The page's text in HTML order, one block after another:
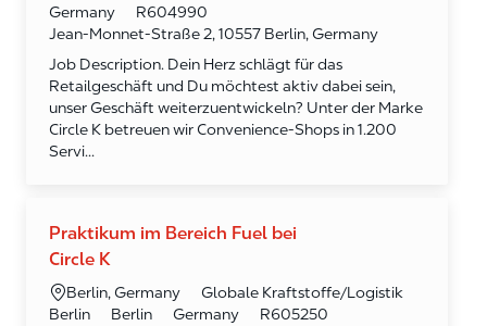
Germany
Required Id
R604990
Jean-Monnet-Straße 2, 10557 Berlin, Germany
Job Description. Dein Herz schlägt für das
Retailgeschäft und Du möchtest aktiv dabei sein,
unser Geschäft weiterzuentwickeln? Unter der Marke
Circle K betreuen wir Convenience-Shops in 1.200
Servi...
Praktikum im Bereich Fuel bei
Circle K
OrtBerlin, Germany Kategorie
Globale Kraftstoffe/Logistik
Berlin
Berlin Germany Required Id
R605250